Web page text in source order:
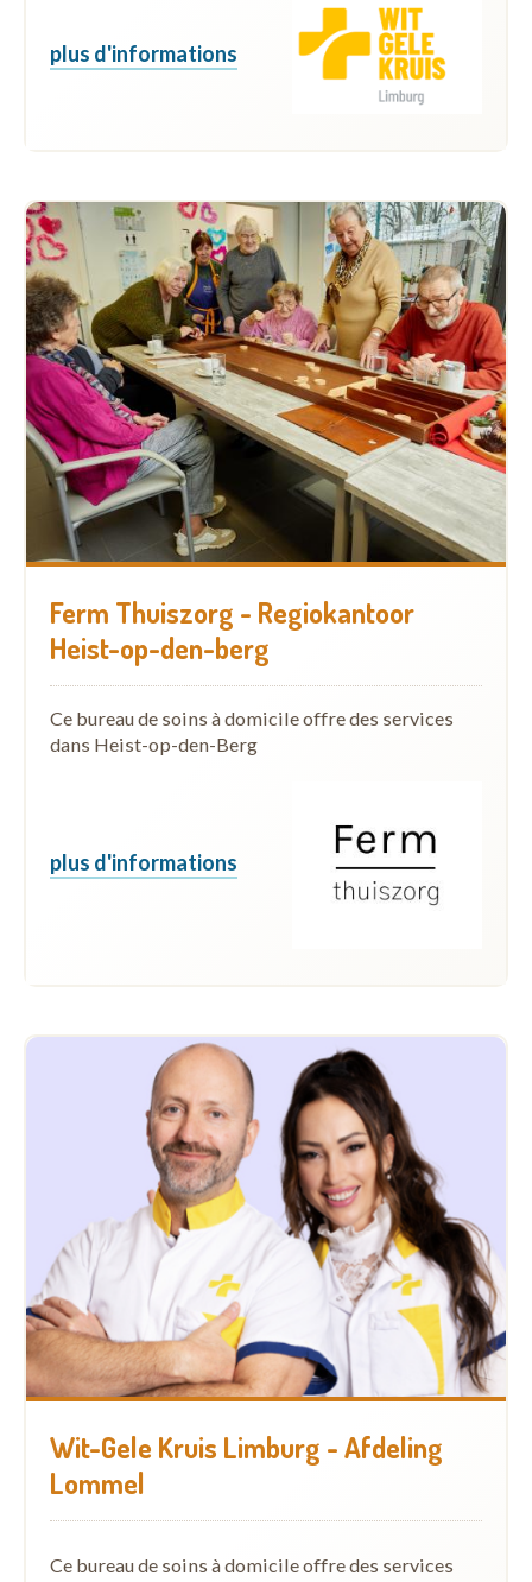
plus d'informations
Ferm Thuiszorg - Regiokantoor
Heist-op-den-berg
Ce bureau de soins à domicile offre des services
dans Heist-op-den-Berg
plus d'informations
Wit-Gele Kruis Limburg - Afdeling
Lommel
Ce bureau de soins à domicile offre des services